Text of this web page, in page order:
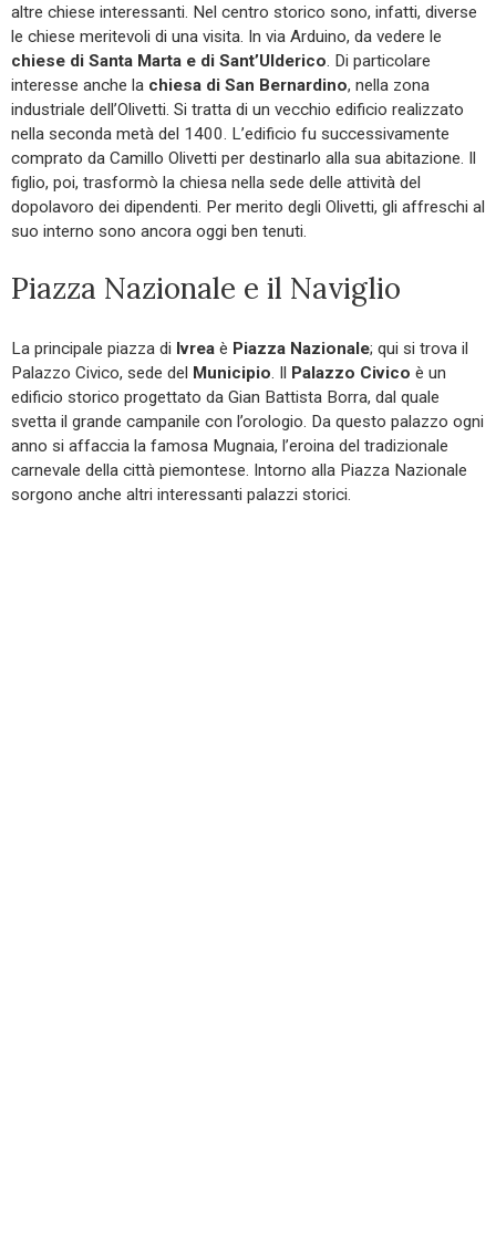
altre chiese interessanti. Nel centro storico sono, infatti, diverse
le chiese meritevoli di una visita. In via Arduino, da vedere le
chiese di Santa Marta e di Sant’Ulderico. Di particolare
interesse anche la chiesa di San Bernardino, nella zona
industriale dell’Olivetti. Si tratta di un vecchio edificio realizzato
nella seconda metà del 1400. L’edificio fu successivamente
comprato da Camillo Olivetti per destinarlo alla sua abitazione. Il
figlio, poi, trasformò la chiesa nella sede delle attività del
dopolavoro dei dipendenti. Per merito degli Olivetti, gli affreschi al
suo interno sono ancora oggi ben tenuti.
Piazza Nazionale e il Naviglio
La principale piazza di Ivrea è Piazza Nazionale; qui si trova il
Palazzo Civico, sede del Municipio. Il Palazzo Civico è un
edificio storico progettato da Gian Battista Borra, dal quale
svetta il grande campanile con l’orologio. Da questo palazzo ogni
anno si affaccia la famosa Mugnaia, l’eroina del tradizionale
carnevale della città piemontese. Intorno alla Piazza Nazionale
sorgono anche altri interessanti palazzi storici.